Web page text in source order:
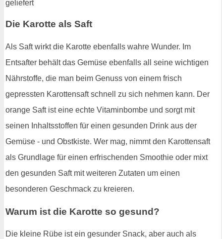
Die Karotte als Saft
Als Saft wirkt die Karotte ebenfalls wahre Wunder. Im
Entsafter behält das Gemüse ebenfalls all seine wichtigen
Nährstoffe, die man beim Genuss von einem frisch
gepressten Karottensaft schnell zu sich nehmen kann. Der
orange Saft ist eine echte Vitaminbombe und sorgt mit
seinen Inhaltsstoffen für einen gesunden Drink aus der
Gemüse - und Obstkiste. Wer mag, nimmt den Karottensaft
als Grundlage für einen erfrischenden Smoothie oder mixt
den gesunden Saft mit weiteren Zutaten um einen
besonderen Geschmack zu kreieren.
Warum ist die Karotte so gesund?
Die kleine Rübe ist ein gesunder Snack, aber auch als